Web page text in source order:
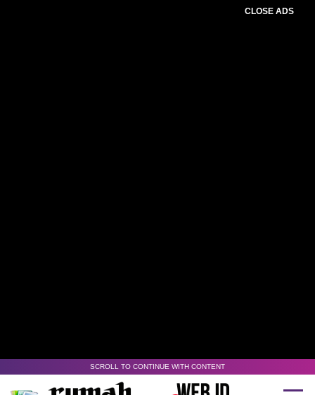
CLOSE ADS
SCROLL TO CONTINUE WITH CONTENT